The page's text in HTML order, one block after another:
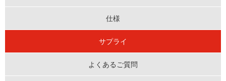
仕様
サプライ
よくあるご質問